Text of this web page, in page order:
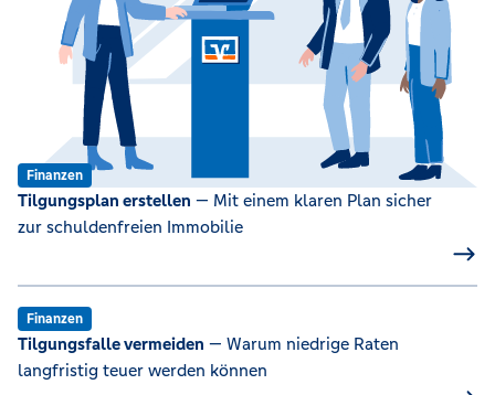
Finanzen
Tilgungsplan erstellen — Mit einem klaren Plan sicher
zur schuldenfreien Immobilie
Finanzen
Tilgungsfalle vermeiden — Warum niedrige Raten
langfristig teuer werden können